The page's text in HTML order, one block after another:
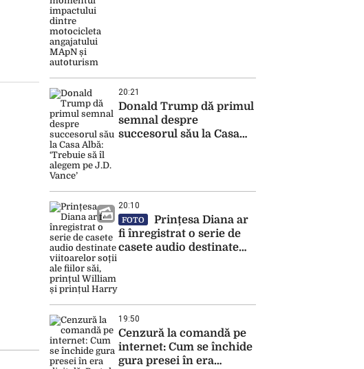
20:21
Donald Trump dă primul
semnal despre
succesorul său la Casa
20:10
FOTO
Prințesa Diana ar
fi înregistrat o serie de
casete audio destinate
19:50
Cenzură la comandă pe
internet: Cum se închide
gura presei în era